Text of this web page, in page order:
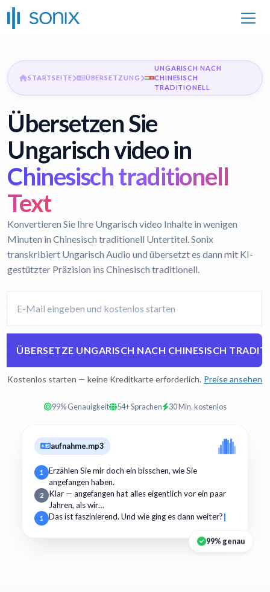
STARTSEITE ÜBERSETZUNG
UNGARISCH NACH
CHINESISCH
TRADITIONELL
Übersetzen Sie
Ungarisch video in
Chinesisch traditionell
Text
Konvertieren Sie Ihre Ungarisch video Inhalte in wenigen
Minuten in Chinesisch traditionell Untertitel. Sonix
transkribiert Ungarisch Audio und übersetzt es dann mit KI-
gestützter Präzision ins Chinesisch traditionell.
ÜBERSETZE UNGARISCH NACH CHINESISCH
Kostenlos starten — keine Kreditkarte erforderlich. Preise ansehen
99% Genauigkeit 54+ Sprachen 30 Min. kostenlos
aufnahme.mp3
1
Erzählen Sie mir doch ein bisschen, wie Sie
angefangen haben.
2
Klar — angefangen hat alles eigentlich vor ein paar
Jahren, als wir…
1 Das ist faszinierend. Und wie ging es dann weiter?
99% genau